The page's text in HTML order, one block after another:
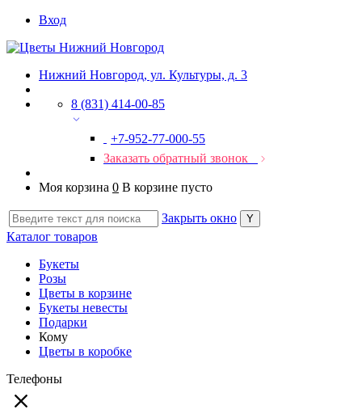
Вход
Нижний Новгород, ул. Культуры, д. 3
8 (831) 414-00-85
+7-952-77-000-55
Заказать обратный звонок
Моя корзина 0 В корзине пусто
Закрыть окно
Каталог товаров
Букеты
Розы
Цветы в корзине
Букеты невесты
Подарки
Кому
Цветы в коробке
Телефоны